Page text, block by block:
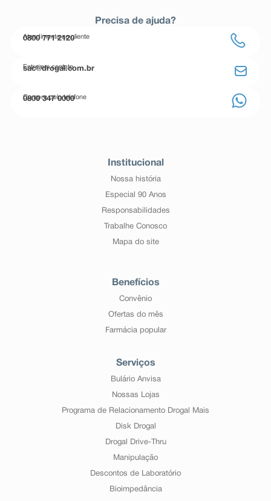
Precisa de ajuda?
Atendimento ao cliente
0800 771 2120
Entre em contato
sac@drogal.com.br
Compre pelo telefone
0800 347 0000
Institucional
Nossa história
Especial 90 Anos
Responsabilidades
Trabalhe Conosco
Mapa do site
Benefícios
Convênio
Ofertas do mês
Farmácia popular
Serviços
Bulário Anvisa
Nossas Lojas
Programa de Relacionamento Drogal Mais
Disk Drogal
Drogal Drive-Thru
Manipulação
Descontos de Laboratório
Bioimpedância